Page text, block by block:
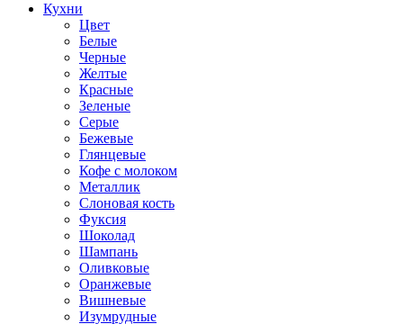
Кухни
Цвет
Белые
Черные
Желтые
Красные
Зеленые
Серые
Бежевые
Глянцевые
Кофе с молоком
Металлик
Слоновая кость
Фуксия
Шоколад
Шампань
Оливковые
Оранжевые
Вишневые
Изумрудные